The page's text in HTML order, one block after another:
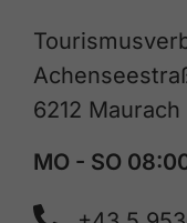
6212
MO - SO